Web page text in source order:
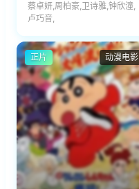
蔡卓妍,周柏豪,卫诗雅,钟欣潼,
卢巧音,
动漫电影
正片